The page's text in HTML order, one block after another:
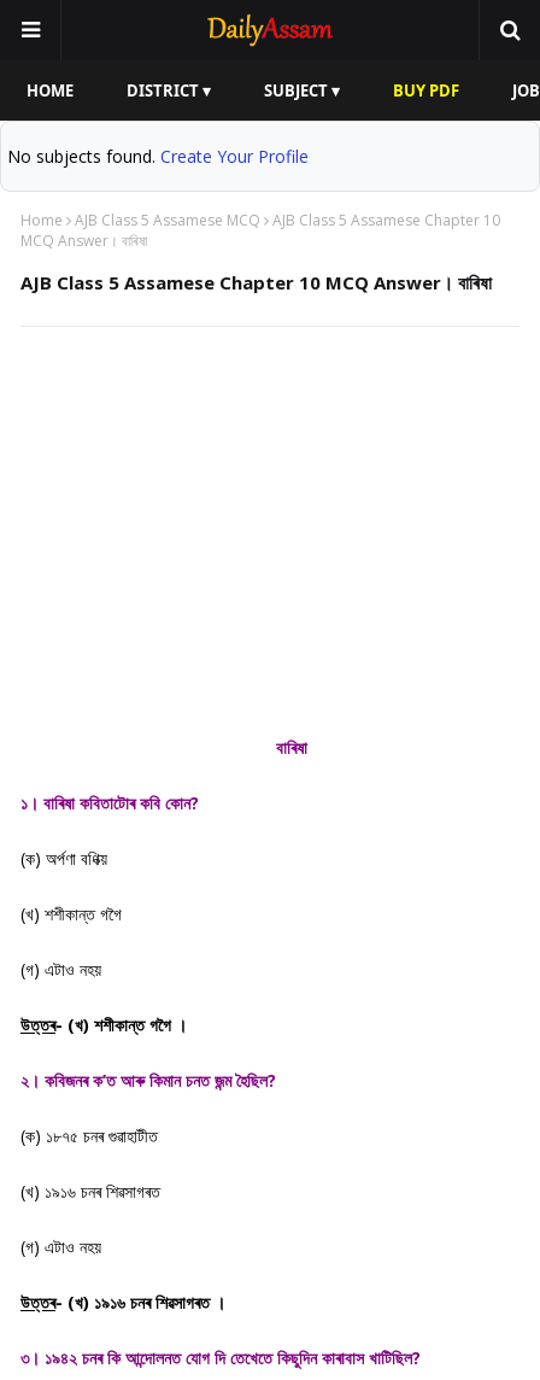
HOME DISTRICT ▾ SUBJECT ▾ BUY PDF
No subjects found. Create Your Profile
Home AJB Class 5 Assamese MCQ
AJB Class 5 Assamese Chapter 10
MCQ Answer। বাৰিষা
AJB Class 5 Assamese Chapter 10 MCQ Answer। বাৰিষা
বাৰিষা
১। বাৰিষা কবিতাটোৰ কবি কোন?
(ক) অৰ্পণা বণিক্য়
(খ) শশীকান্ত গগৈ
(গ) এটাও নহয়
উত্তৰ- (খ) শশীকান্ত গগৈ ।
২। কবিজনৰ ক’ত আৰু কিমান চনত জন্ম হৈছিল?
(ক) ১৮৭৫ চনৰ গুৱাহাটীত
(খ) ১৯১৬ চনৰ শিৱসাগৰত
(গ) এটাও নহয়
উত্তৰ- (খ) ১৯১৬ চনৰ শিৱসাগৰত ।
৩। ১৯৪২ চনৰ কি আন্দোলনত যোগ দি তেখেতে কিছুদিন কাৰাবাস খাটিছিল?